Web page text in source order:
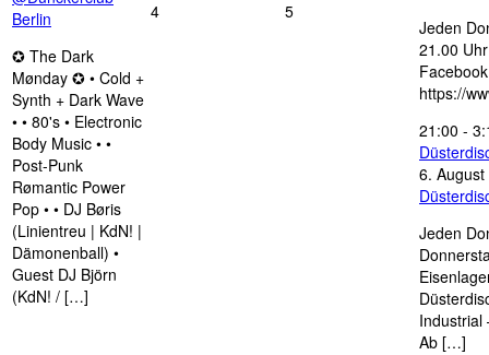
Berlin
✪ The Dark
Mønday ✪ • Cold +
Synth + Dark Wave
• • 80's • Electronic
Body Music • •
Post-Punk
Rømantic Power
Pop • • DJ Børis
(Linientreu | KdN! |
Dämonenball) •
Guest DJ Björn
(KdN! / […]
4
5
Jeden
21.00
https://
21:00 -
6.
Jeden
Industrial
Ab […]